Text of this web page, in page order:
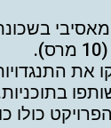
מאסיבי
נימקו את